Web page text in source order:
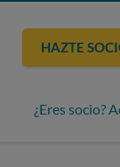
HAZTE
¿Eres socio?